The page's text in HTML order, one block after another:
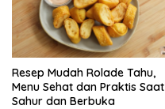
Resep Mudah Rolade Tahu,
Menu Sehat dan Praktis Saat
Sahur dan Berbuka